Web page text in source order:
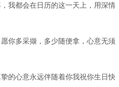
我都会在日历的这一天上，用深情
你多采撷，多少随便拿，心意无须
的心意永远伴随着你我祝你生日快